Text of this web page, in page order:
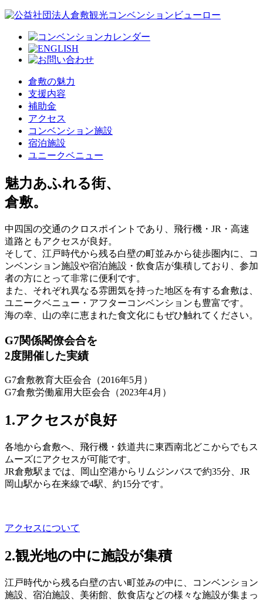
倉敷の魅力
支援内容
補助金
アクセス
コンベンション施設
宿泊施設
ユニークベニュー
魅力あふれる街、
倉敷。
中四国の交通のクロスポイントであり、飛行機・JR・高速
道路ともアクセスが良好。
そして、江戸時代から残る白壁の町並みから徒歩圏内に、コ
ンベンション施設や宿泊施設・飲食店が集積しており、参加
者の方にとって非常に便利です。
また、それぞれ異なる雰囲気を持った地区を有する倉敷は、
ユニークベニュー・アフターコンベンションも豊富です。
海の幸、山の幸に恵まれた食文化にもぜひ触れてください。
G7関係閣僚会合を
2度開催した実績
G7倉敷教育大臣会合（2016年5月）
G7倉敷労働雇用大臣会合（2023年4月）
1.アクセスが良好
各地から倉敷へ、飛行機・鉄道共に東西南北どこからでもス
ムーズにアクセスが可能です。
JR倉敷駅までは、岡山空港からリムジンバスで約35分、JR
岡山駅から在来線で4駅、約15分です。
アクセスについて
2.観光地の中に施設が集積
江戸時代から残る白壁の古い町並みの中に、コンベンション
施設、宿泊施設、美術館、飲食店などの様々な施設が集まっ